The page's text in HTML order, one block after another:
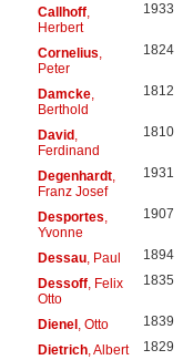
Callhoff,
Herbert
1933
Cornelius,
Peter
1824
Damcke,
Berthold
1812
David ,
Ferdinand
1810
Degenhardt,
Franz Josef
1931
Desportes,
Yvonne
1907
Dessau, Paul 1894
Dessoff, Felix
Otto
1835
Dienel , Otto 1839
Dietrich, Albert 1829